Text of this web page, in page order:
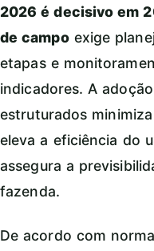
2026 é decisivo em
de campoexige
etapas e
indicadores. A
estruturados
eleva a eficiência do
assegura a
fazenda.
De acordo com